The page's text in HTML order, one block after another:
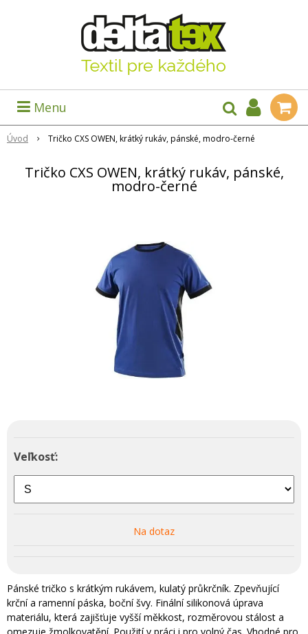
Menu
Úvod Tričko CXS OWEN, krátký rukáv, pánské, modro-černé
Tričko CXS OWEN, krátký rukáv, pánské,
modro-černé
Veľkosť:
Na dotaz
Pánské tričko s krátkým rukávem, kulatý průkrčník. Zpevňující
krční a ramenní páska, boční švy. Finální silikonová úprava
materiálu, která zajišťuje vyšší měkkost, rozměrovou stálost a